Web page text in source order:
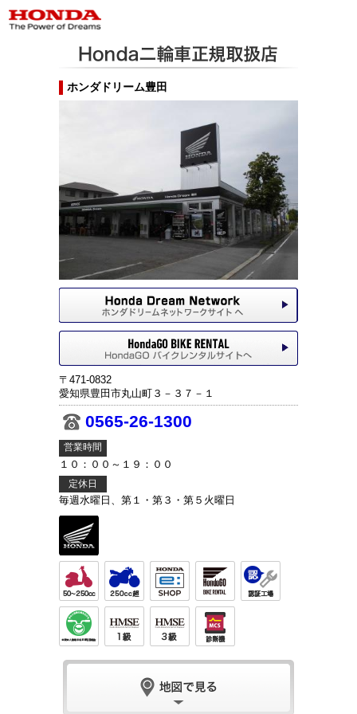
ホンダドリーム豊田
〒471-0832
愛知県豊田市丸山町３－３７－１
0565-26-1300
営業時間
１０：００～１９：００
定休日
毎週水曜日、第１・第３・第５火曜日